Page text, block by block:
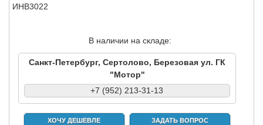
ИНВ3022
В наличии на складе:
Санкт-Петербург, Сертолово, Березовая ул. ГК
"Мотор"
+7 (952) 213-31-13
ХОЧУ ДЕШЕВЛЕ ЗАДАТЬ ВОПРОС